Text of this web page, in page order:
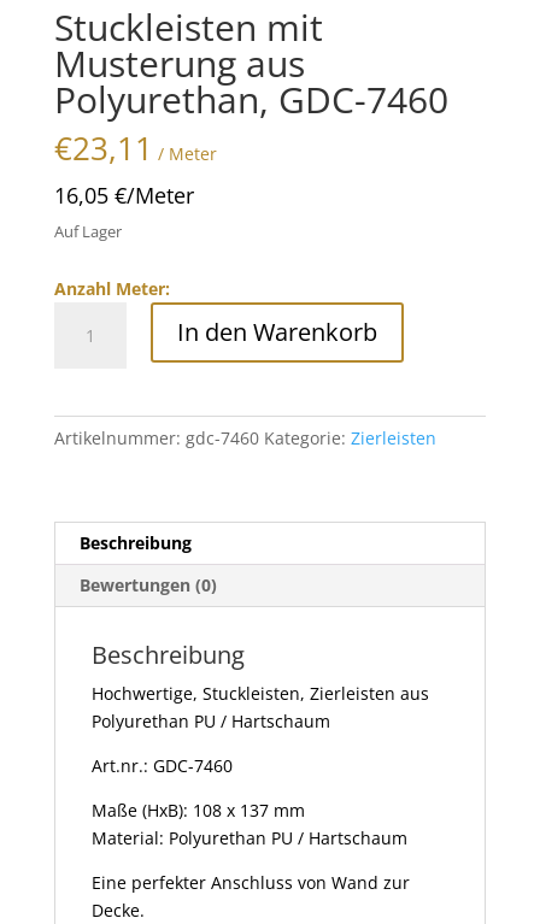
Stuckleisten mit
Musterung aus
Polyurethan, GDC-7460
€23,11 / Meter
16,05 €/Meter
Auf Lager
Anzahl Meter:
In den Warenkorb
Artikelnummer: gdc-7460 Kategorie: Zierleisten
Beschreibung
Bewertungen (0)
Beschreibung
Hochwertige, Stuckleisten, Zierleisten aus
Polyurethan PU / Hartschaum
Art.nr.: GDC-7460
Maße (HxB): 108 x 137 mm
Material: Polyurethan PU / Hartschaum
Eine perfekter Anschluss von Wand zur
Decke.